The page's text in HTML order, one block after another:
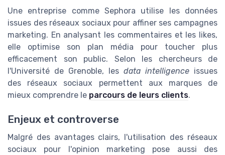
Une entreprise comme Sephora utilise les données
issues des réseaux sociaux pour affiner ses campagnes
marketing. En analysant les commentaires et les likes,
elle optimise son plan média pour toucher plus
efficacement son public. Selon les chercheurs de
l'Université de Grenoble, les data intelligence issues
des réseaux sociaux permettent aux marques de
mieux comprendre le parcours de leurs clients.
Enjeux et controverse
Malgré des avantages clairs, l'utilisation des réseaux
sociaux pour l'opinion marketing pose aussi des